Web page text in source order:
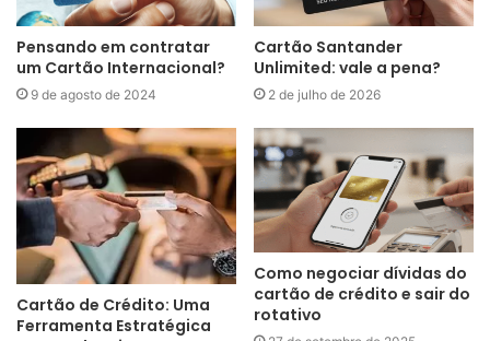
Pensando em contratar
um Cartão Internacional?
9 de agosto de 2024
Cartão Santander
Unlimited: vale a pena?
2 de julho de 2026
Cartão de Crédito: Uma
Ferramenta Estratégica
Como negociar dívidas do
cartão de crédito e sair do
rotativo